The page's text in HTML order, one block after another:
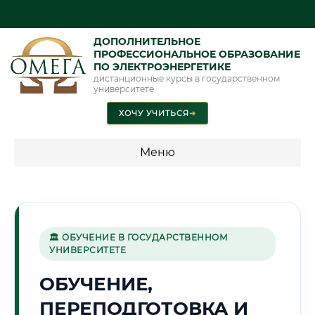
ДОПОЛНИТЕЛЬНОЕ
ПРОФЕССИОНАЛЬНОЕ ОБРАЗОВАНИЕ
ПО ЭЛЕКТРОЭНЕРГЕТИКЕ
дистанционные курсы в государственном
университете
ХОЧУ УЧИТЬСЯ➜
Меню
🏭
Г. ЕКАТЕРИНБУРГ
🏛 ОБУЧЕНИЕ В ГОСУДАРСТВЕННОМ
УНИВЕРСИТЕТЕ
ОБУЧЕНИЕ,
ПЕРЕПОДГОТОВКА И